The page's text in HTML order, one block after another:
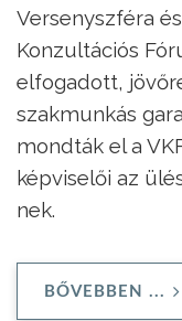
Versenyszféra
Konzultációs
elfogadott,
szakmunkás
mondták el a
képviselői az
nek.
BŐVEBBEN ...